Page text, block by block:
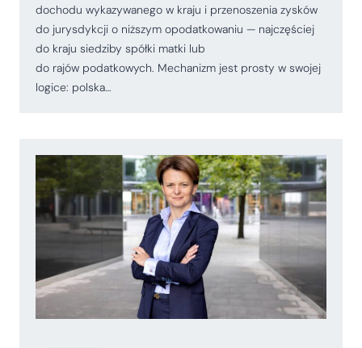
dochodu wykazywanego w kraju i przenoszenia zysków
do jurysdykcji o niższym opodatkowaniu — najczęściej
do kraju siedziby spółki matki lub
do rajów podatkowych. Mechanizm jest prosty w swojej
logice: polska…